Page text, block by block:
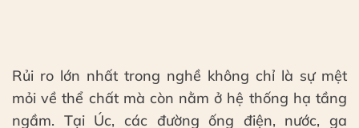
Rủi ro lớn nhất trong nghề không chỉ là sự mệt
mỏi về thể chất mà còn nằm ở hệ thống hạ tầng
ngầm. Tại Úc, các đường ống điện, nước, ga